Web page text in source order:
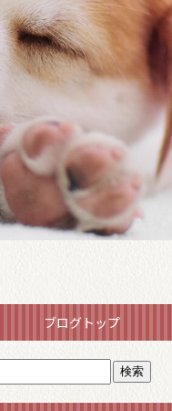
ブログトップ